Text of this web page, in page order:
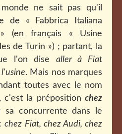
ne sait pas qu'il
de « Fabbrica Italiana
(en français « Usine
de Turin ») ; partant, la
l'on dise aller à Fiat
. Mais nos marques
toutes avec le nom
c'est la préposition chez
concurrente dans le
:chez Fiat, chez Audi, chez